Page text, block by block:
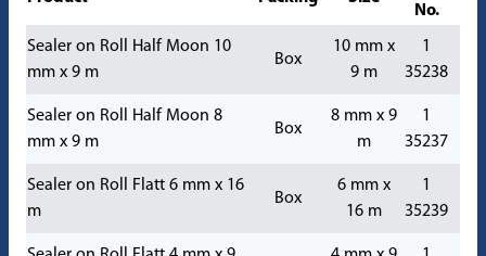
No.
Sealer on Roll Half Moon 10
mm x 9 m
Box
10 mm x
9 m
1
35238
Sealer on Roll Half Moon 8
mm x 9 m
Box
8 mm x 9
m
1
35237
Sealer on Roll Flatt 6 mm x 16
m
Box
6 mm x
16 m
1
35239